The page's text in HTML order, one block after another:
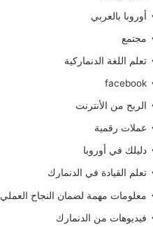
أوروبا بالعربي
مجتمع
تعلم اللغة الدنماركية
facebook
الربح من الأنترنت
عملات رقمية
دليلك في أوروبا
تعلم القيادة في الدنمارك
معلومات مهمة لضمان النجاح العملي
فيديوهات من الدنمارك